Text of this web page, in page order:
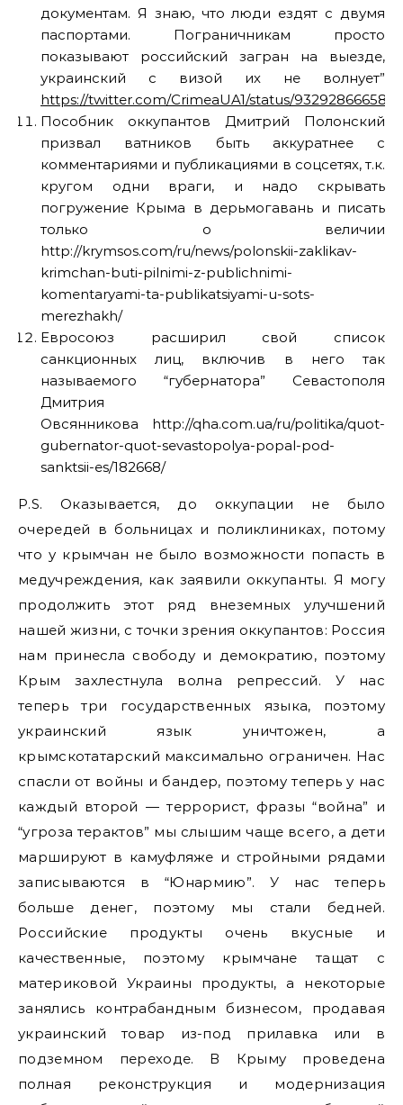
документам. Я знаю, что люди ездят с двумя
паспортами. Пограничникам просто
показывают российский загран на выезде,
украинский с визой их не волнует”
https://twitter.com/CrimeaUA1/status/
Пособник оккупантов Дмитрий Полонский
призвал ватников быть аккуратнее с
комментариями и публикациями в соцсетях, т.к.
кругом одни враги, и надо скрывать
погружение Крыма в дерьмогавань и писать
только о величии
http://krymsos.com/ru/news/polonskii-zaklikav-
krimchan-buti-pilnimi-z-publichnimi-
komentaryami-ta-publikatsiyami-u-sots-
merezhakh/
Евросоюз расширил свой список
санкционных лиц, включив в него так
называемого “губернатора” Севастополя
Дмитрия
Овсянникова http://qha.com.ua/ru/politika/quot-
gubernator-quot-sevastopolya-popal-pod-
sanktsii-es/182668/
P.S. Оказывается, до оккупации не было
очередей в больницах и поликлиниках, потому
что у крымчан не было возможности попасть в
медучреждения, как заявили оккупанты. Я могу
продолжить этот ряд внеземных улучшений
нашей жизни, с точки зрения оккупантов: Россия
нам принесла свободу и демократию, поэтому
Крым захлестнула волна репрессий. У нас
теперь три государственных языка, поэтому
украинский язык уничтожен, а
крымскотатарский максимально ограничен. Нас
спасли от войны и бандер, поэтому теперь у нас
каждый второй — террорист, фразы “война” и
“угроза терактов” мы слышим чаще всего, а дети
маршируют в камуфляже и стройными рядами
записываются в “Юнармию”. У нас теперь
больше денег, поэтому мы стали бедней.
Российские продукты очень вкусные и
качественные, поэтому крымчане тащат с
материковой Украины продукты, а некоторые
занялись контрабандным бизнесом, продавая
украинский товар из-под прилавка или в
подземном переходе. В Крыму проведена
полная реконструкция и модернизация